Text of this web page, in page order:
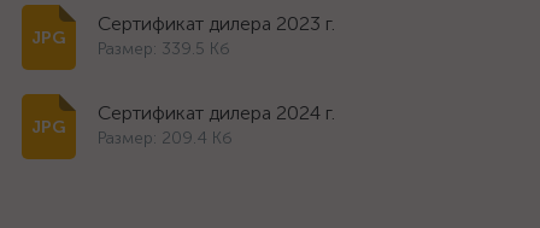
Сертификат дилера 2023 г.
Размер: 339.5 Кб
Сертификат дилера 2024 г.
Размер: 209.4 Кб